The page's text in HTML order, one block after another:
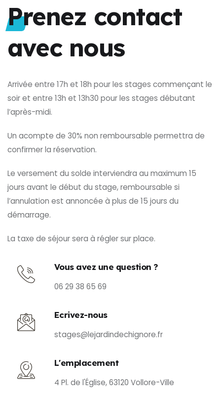
Prenez contact
avec nous
Arrivée entre 17h et 18h pour les stages commençant le
soir et entre 13h et 13h30 pour les stages débutant
l’après-midi.
Un acompte de 30% non remboursable permettra de
confirmer la réservation.
Le versement du solde interviendra au maximum 15
jours avant le début du stage, remboursable si
l’annulation est annoncée à plus de 15 jours du
démarrage.
La taxe de séjour sera à régler sur place.
Vous avez une question ?
06 29 38 65 69
Ecrivez-nous
stages@lejardindechignore.fr
L'emplacement
4 Pl. de l'Église, 63120 Vollore-Ville